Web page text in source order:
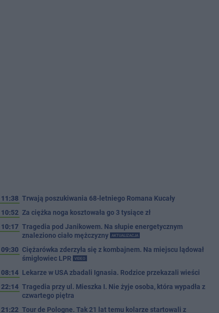
11:38 Trwają poszukiwania 68-letniego Romana Kucały
10:52 Za ciężka noga kosztowała go 3 tysiące zł
10:17 Tragedia pod Janikowem. Na słupie energetycznym
znaleziono ciało mężczyzny
AKTUALIZACJA
09:30 Ciężarówka zderzyła się z kombajnem. Na miejscu lądował
śmigłowiec LPR
VIDEO
08:14 Lekarze w USA zbadali Ignasia. Rodzice przekazali wieści
22:14 Tragedia przy ul. Mieszka I. Nie żyje osoba, która wypadła z
czwartego piętra
21:22 Tour de Pologne. Tak 21 lat temu kolarze startowali z